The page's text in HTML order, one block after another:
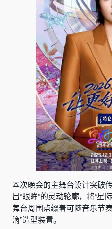
本次晚会的主舞台设计突破
出“眼眸”的灵动轮廓，将“星
舞台周围点缀着可随音乐节
滴”造型装置。